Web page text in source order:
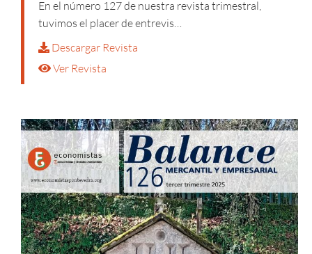
En el número 127 de nuestra revista trimestral,
tuvimos el placer de entrevis…
Descargar Revista
Ver Revista